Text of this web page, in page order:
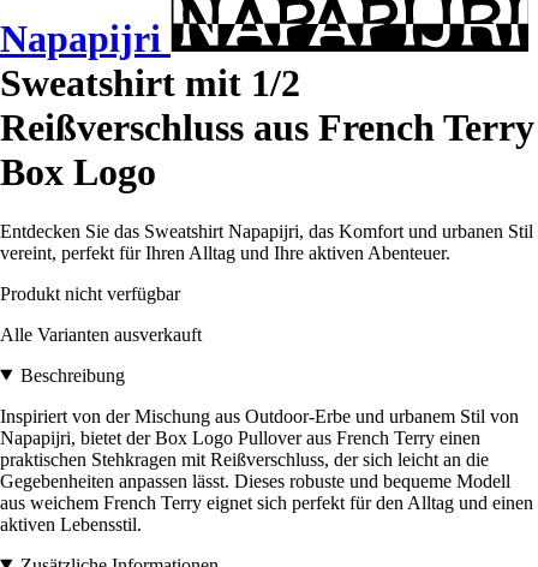
Napapijri
Sweatshirt mit 1/2
Reißverschluss aus French Terry
Box Logo
Entdecken Sie das Sweatshirt Napapijri, das Komfort und urbanen Stil
vereint, perfekt für Ihren Alltag und Ihre aktiven Abenteuer.
Produkt nicht verfügbar
Alle Varianten ausverkauft
Beschreibung
Inspiriert von der Mischung aus Outdoor-Erbe und urbanem Stil von
Napapijri, bietet der Box Logo Pullover aus French Terry einen
praktischen Stehkragen mit Reißverschluss, der sich leicht an die
Gegebenheiten anpassen lässt. Dieses robuste und bequeme Modell
aus weichem French Terry eignet sich perfekt für den Alltag und einen
aktiven Lebensstil.